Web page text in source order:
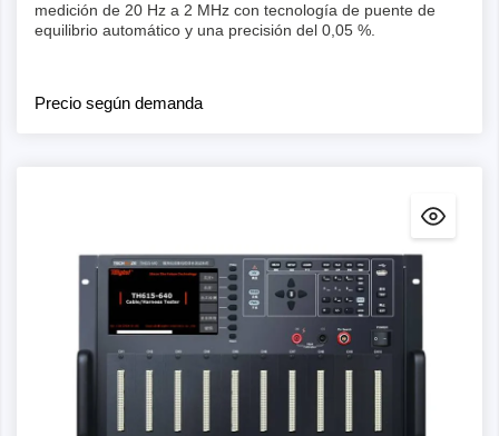
medición de 20 Hz a 2 MHz con tecnología de puente de
equilibrio automático y una precisión del 0,05 %.
Precio según demanda